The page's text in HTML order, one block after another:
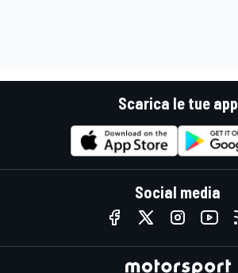
Scarica le tue app
Social media